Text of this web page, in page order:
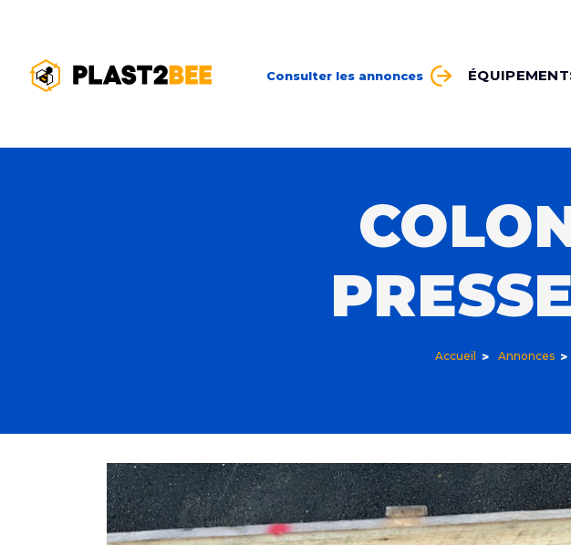
Consulter les annonces
Accueil Annonces